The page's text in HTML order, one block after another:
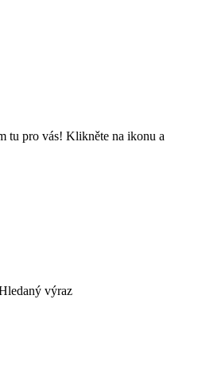
tu pro vás! Klikněte na ikonu a
výraz